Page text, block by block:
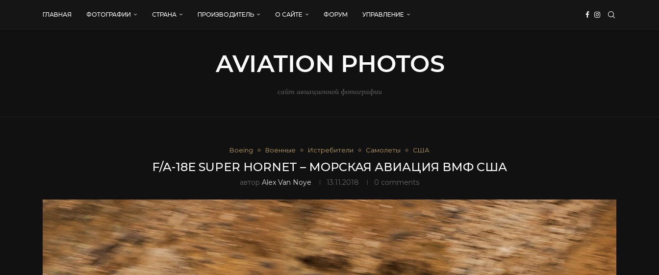
ГЛАВНАЯ ФОТОГРАФИИ СТРАНА ПРОИЗВОДИТЕЛЬ О САЙТЕ ФОРУМ УПРАВЛЕНИЕ
сайт авиационной фотографии
Boeing Военные Истребители Самолеты США
F/A-18E SUPER HORNET – МОРСКАЯ АВИАЦИЯ ВМФ США
автор Alex Van Noye 13.11.2018 0 comments